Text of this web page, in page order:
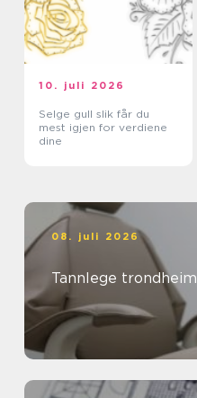
10. juli 2026
Selge gull slik får du
mest igjen for verdiene
dine
08. juli 2026
Tannlege trondheim